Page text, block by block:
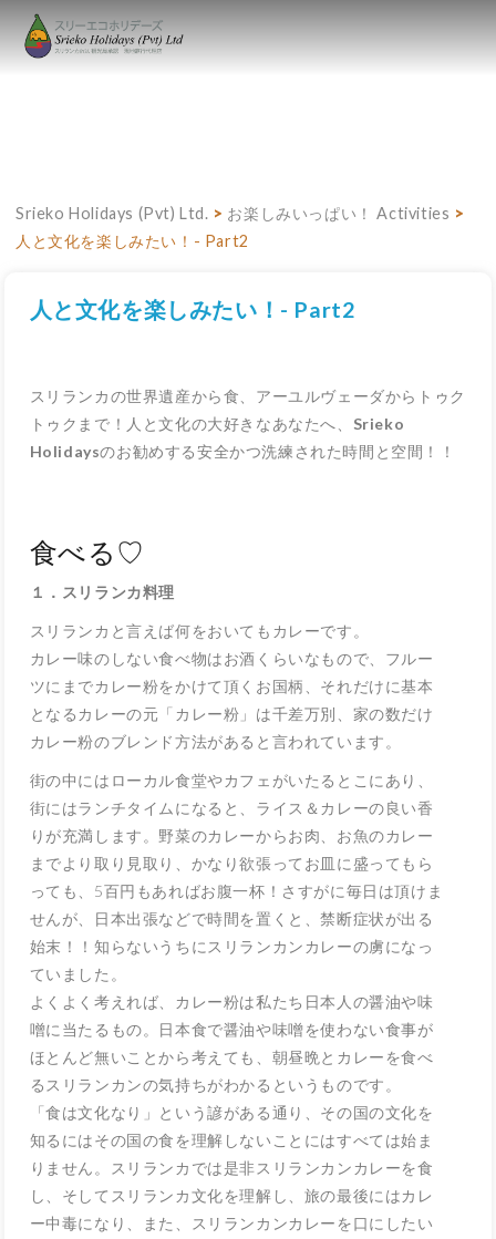
Srieko Holidays (Pvt) Ltd. > お楽しみいっぱい！ Activities >
人と文化を楽しみたい！- Part2
人と文化を楽しみたい！- Part2
スリランカの世界遺産から食、アーユルヴェーダからトゥク
トゥクまで！人と文化の大好きなあなたへ、 Srieko
Holidaysのお勧めする安全かつ洗練された時間と空間！！
食べる♡
１．スリランカ料理
スリランカと言えば何をおいてもカレーです。
カレー味のしない食べ物はお酒くらいなもので、フルー
ツにまでカレー粉をかけて頂くお国柄、それだけに基本
となるカレーの元「カレー粉」は千差万別、家の数だけ
カレー粉のブレンド方法があると言われています。
街の中にはローカル食堂やカフェがいたるとこにあり、
街にはランチタイムになると、ライス＆カレーの良い香
りが充満します。野菜のカレーからお肉、お魚のカレー
までより取り見取り、かなり欲張ってお皿に盛ってもら
っても、5百円もあればお腹一杯！さすがに毎日は頂けま
せんが、日本出張などで時間を置くと、禁断症状が出る
始末！！知らないうちにスリランカンカレーの虜になっ
ていました。
よくよく考えれば、カレー粉は私たち日本人の醤油や味
噌に当たるもの。日本食で醤油や味噌を使わない食事が
ほとんど無いことから考えても、朝昼晩とカレーを食べ
るスリランカンの気持ちがわかるというものです。
「食は文化なり」という諺がある通り、その国の文化を
知るにはその国の食を理解しないことにはすべては始ま
りません。スリランカでは是非スリランカンカレーを食
し、そしてスリランカ文化を理解し、旅の最後にはカレ
ー中毒になり、また、スリランカンカレーを口にしたい